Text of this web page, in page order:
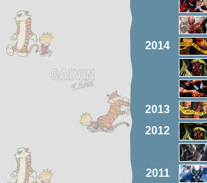
2014
2013
2012
2011